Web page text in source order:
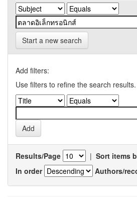
Start a new search
Add filters:
Use filters to refine the search results.
Results/Page | Sort items
In order
Authors/